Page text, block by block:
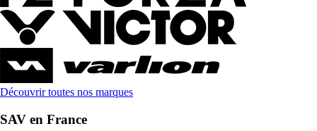
Découvrir toutes nos marques
SAV en France